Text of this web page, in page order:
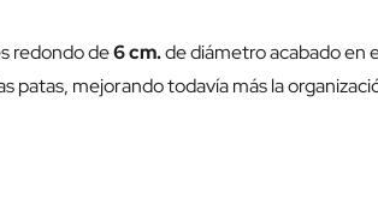
redondo de6 cm.de diámetro acabado en
patas, mejorando todavía más la